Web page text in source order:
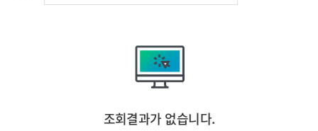
조회결과가 없습니다.